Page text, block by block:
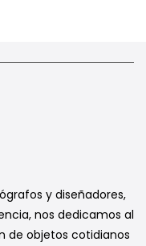
y diseñadores,
nos dedicamos al
de objetos cotidianos